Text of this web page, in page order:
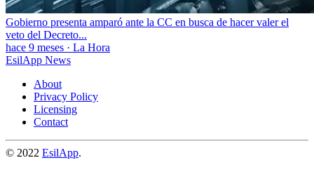
Gobierno presenta amparó ante la CC en busca de hacer valer el
veto del Decreto...
hace 9 meses · La Hora
EsilApp News
About
Privacy Policy
Licensing
Contact
© 2022 EsilApp.